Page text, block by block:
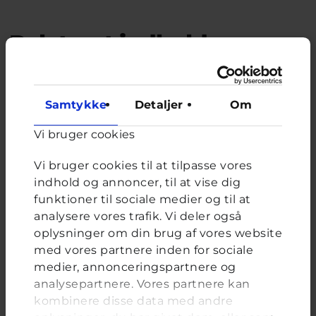
Samtykke Detaljer Om
Vi bruger cookies
Vi bruger cookies til at tilpasse vores
indhold og annoncer, til at vise dig
funktioner til sociale medier og til at
analysere vores trafik. Vi deler også
oplysninger om din brug af vores website
med vores partnere inden for sociale
medier, annonceringspartnere og
analysepartnere. Vores partnere kan
kombinere disse data med andre
Relateret indhold
Om brevkassen
Brevkassen holder sommerferie, så det er ikke muligt at
oprette et nyt spørgsmål.
Afstemning
Har du selv været med til at mobbe nogen?
Valgmuligheder
Nej